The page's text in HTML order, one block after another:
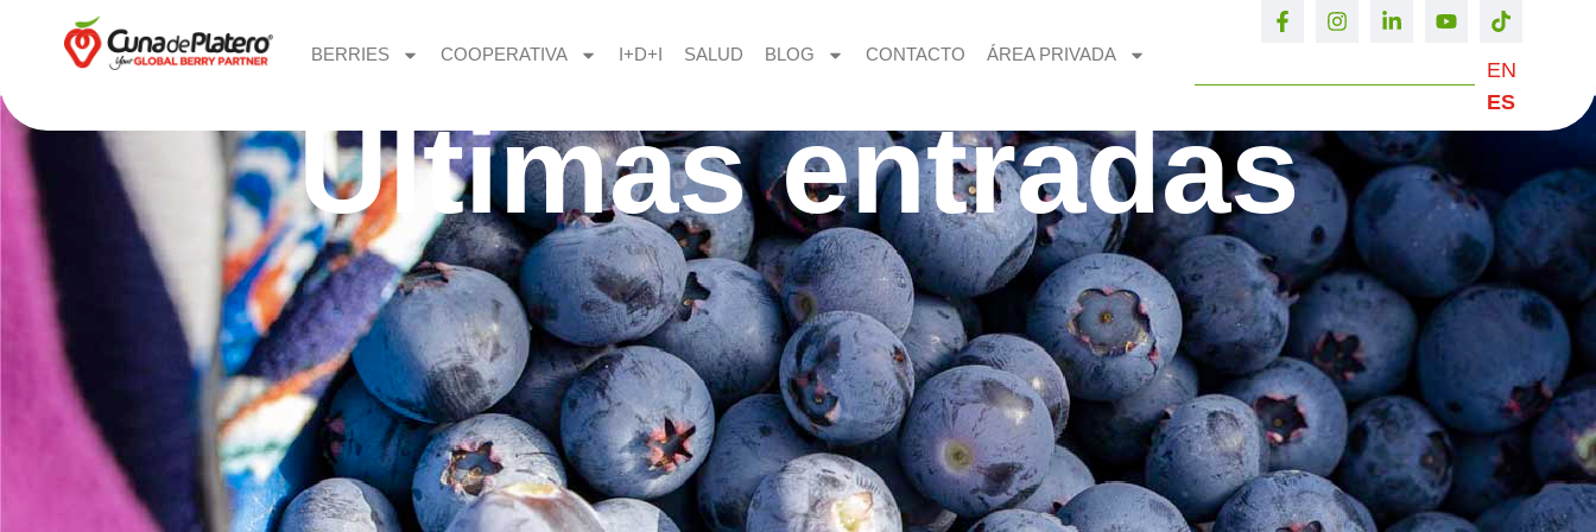
BERRIES COOPERATIVA I+D+I SALUD BLOG CONTACTO ÁREA PRIVADA
EN
ES
Últimas entradas